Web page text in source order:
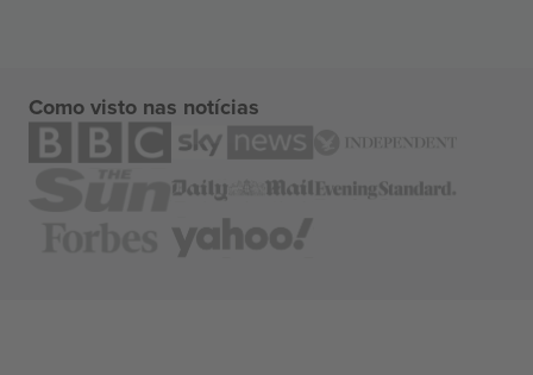
Como visto nas notícias